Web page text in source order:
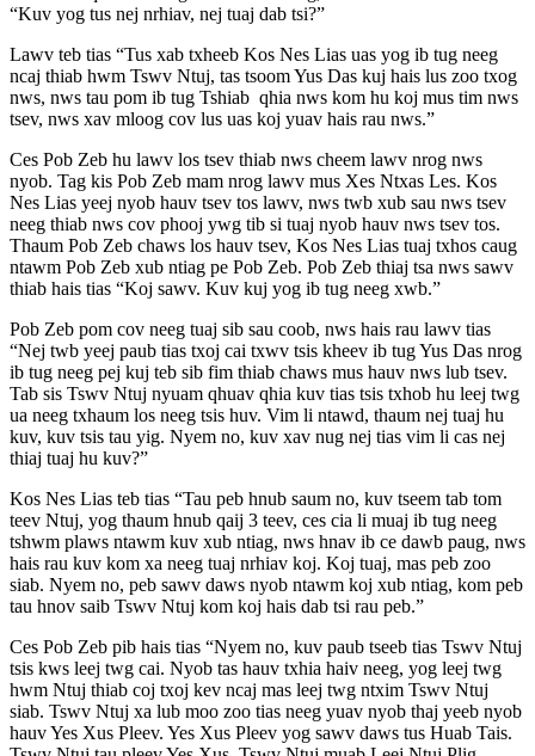
“Kuv yog tus nej nrhiav, nej tuaj dab tsi?”
Lawv teb tias “Tus xab txheeb Kos Nes Lias uas yog ib tug neeg
ncaj thiab hwm Tswv Ntuj, tas tsoom Yus Das kuj hais lus zoo txog
nws, nws tau pom ib tug Tshiab qhia nws kom hu koj mus tim nws
tsev, nws xav mloog cov lus uas koj yuav hais rau nws.”
Ces Pob Zeb hu lawv los tsev thiab nws cheem lawv nrog nws
nyob. Tag kis Pob Zeb mam nrog lawv mus Xes Ntxas Les. Kos
Nes Lias yeej nyob hauv tsev tos lawv, nws twb xub sau nws tsev
neeg thiab nws cov phooj ywg tib si tuaj nyob hauv nws tsev tos.
Thaum Pob Zeb chaws los hauv tsev, Kos Nes Lias tuaj txhos caug
ntawm Pob Zeb xub ntiag pe Pob Zeb. Pob Zeb thiaj tsa nws sawv
thiab hais tias “Koj sawv. Kuv kuj yog ib tug neeg xwb.”
Pob Zeb pom cov neeg tuaj sib sau coob, nws hais rau lawv tias
“Nej twb yeej paub tias txoj cai txwv tsis kheev ib tug Yus Das nrog
ib tug neeg pej kuj teb sib fim thiab chaws mus hauv nws lub tsev.
Tab sis Tswv Ntuj nyuam qhuav qhia kuv tias tsis txhob hu leej twg
ua neeg txhaum los neeg tsis huv. Vim li ntawd, thaum nej tuaj hu
kuv, kuv tsis tau yig. Nyem no, kuv xav nug nej tias vim li cas nej
thiaj tuaj hu kuv?”
Kos Nes Lias teb tias “Tau peb hnub saum no, kuv tseem tab tom
teev Ntuj, yog thaum hnub qaij 3 teev, ces cia li muaj ib tug neeg
tshwm plaws ntawm kuv xub ntiag, nws hnav ib ce dawb paug, nws
hais rau kuv kom xa neeg tuaj nrhiav koj. Koj tuaj, mas peb zoo
siab. Nyem no, peb sawv daws nyob ntawm koj xub ntiag, kom peb
tau hnov saib Tswv Ntuj kom koj hais dab tsi rau peb.”
Ces Pob Zeb pib hais tias “Nyem no, kuv paub tseeb tias Tswv Ntuj
tsis kws leej twg cai. Nyob tas hauv txhia haiv neeg, yog leej twg
hwm Ntuj thiab coj txoj kev ncaj mas leej twg ntxim Tswv Ntuj
siab. Tswv Ntuj xa lub moo zoo tias neeg yuav nyob thaj yeeb nyob
hauv Yes Xus Pleev. Yes Xus Pleev yog sawv daws tus Huab Tais.